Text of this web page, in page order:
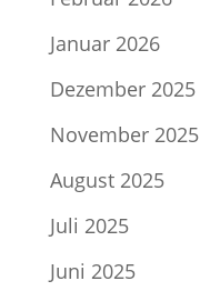
Januar 2026
Dezember 2025
November 2025
August 2025
Juli 2025
Juni 2025